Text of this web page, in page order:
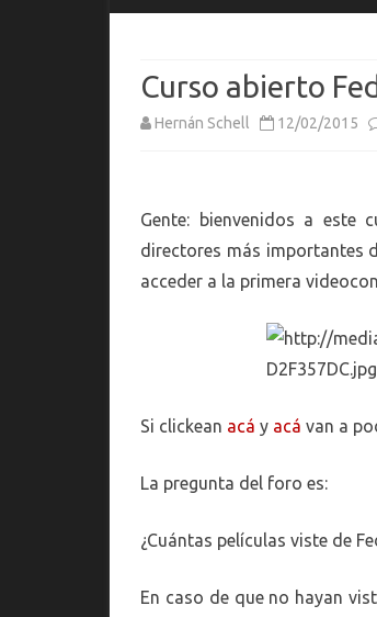
Curso abierto
Hernán Schell 12/02/2015
Gente: bienvenidos a este
directores más importantes
acceder a la primera
Si clickean acá y acá van a
La pregunta del foro es:
¿Cuántas películas viste de
En caso de que no hayan